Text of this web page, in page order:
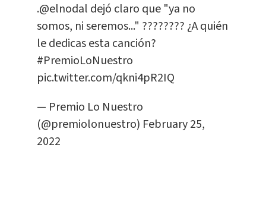
.@elnodal dejó claro que "ya no
somos, ni seremos..." ???????? ¿A quién
le dedicas esta canción?
#PremioLoNuestro
pic.twitter.com/qkni4pR2IQ
— Premio Lo Nuestro
(@premiolonuestro) February 25,
2022